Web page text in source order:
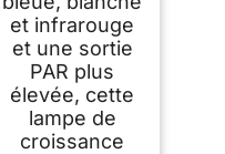
et infrarouge
et une sortie
PAR plus
élevée, cette
lampe de
croissance